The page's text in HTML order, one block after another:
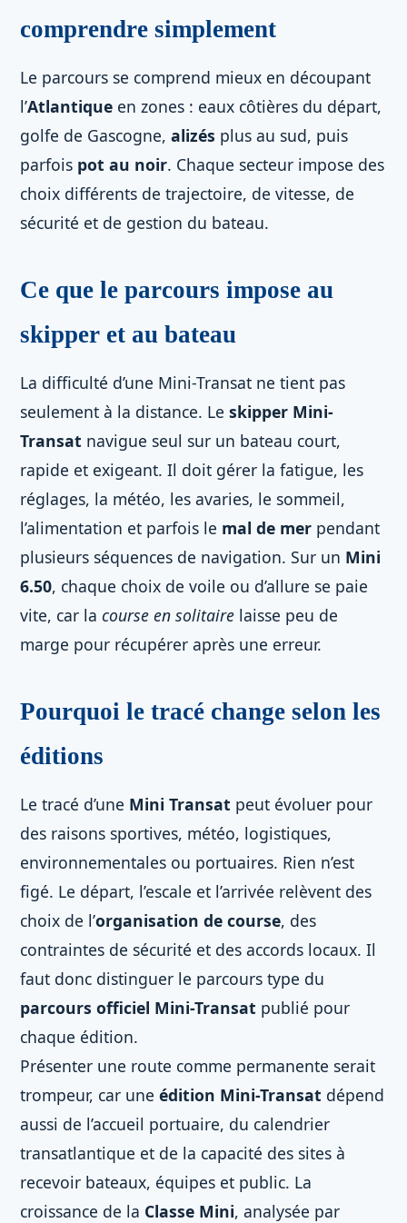
comprendre simplement
Le parcours se comprend mieux en découpant
l’Atlantique en zones : eaux côtières du départ,
golfe de Gascogne, alizés plus au sud, puis
parfois pot au noir. Chaque secteur impose des
choix différents de trajectoire, de vitesse, de
sécurité et de gestion du bateau.
Ce que le parcours impose au
skipper et au bateau
La difficulté d’une Mini-Transat ne tient pas
seulement à la distance. Le skipper Mini-
Transat navigue seul sur un bateau court,
rapide et exigeant. Il doit gérer la fatigue, les
réglages, la météo, les avaries, le sommeil,
l’alimentation et parfois le mal de mer pendant
plusieurs séquences de navigation. Sur un Mini
6.50, chaque choix de voile ou d’allure se paie
vite, car la course en solitaire laisse peu de
marge pour récupérer après une erreur.
Pourquoi le tracé change selon les
éditions
Le tracé d’une Mini Transat peut évoluer pour
des raisons sportives, météo, logistiques,
environnementales ou portuaires. Rien n’est
figé. Le départ, l’escale et l’arrivée relèvent des
choix de l’organisation de course, des
contraintes de sécurité et des accords locaux. Il
faut donc distinguer le parcours type du
parcours officiel Mini-Transat publié pour
chaque édition.
Présenter une route comme permanente serait
trompeur, car une édition Mini-Transat dépend
aussi de l’accueil portuaire, du calendrier
transatlantique et de la capacité des sites à
recevoir bateaux, équipes et public. La
croissance de la Classe Mini, analysée par